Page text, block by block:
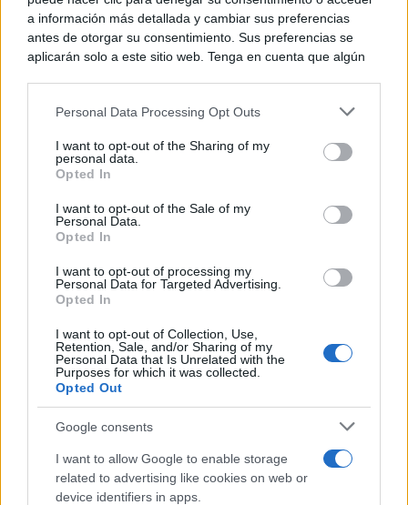
a información más detallada y cambiar sus preferencias
antes de otorgar su consentimiento. Sus preferencias se
aplicarán solo a este sitio web. Tenga en cuenta que algún
rechazar tal procesamiento. Puede cambiar sus preferencias
a este sitio y haciendo clic en el botón "Privacidad" en la
parte inferior de la página web.
Please note that this website/app uses one or more Google
services and may gather and store information including but
not limited to your visit or usage behaviour. You may click to
use your data for below specified purposes in below Google
consent section.
Personal Data Processing Opt Outs
I want to opt-out of the Sharing of my
personal data.
Opted In
I want to opt-out of the Sale of my
Personal Data.
Opted In
I want to opt-out of processing my
Personal Data for Targeted Advertising.
Opted In
I want to opt-out of Collection, Use,
Retention, Sale, and/or Sharing of my
Personal Data that Is Unrelated with the
Purposes for which it was collected.
Opted Out
Google consents
I want to allow Google to enable storage
related to advertising like cookies on web or
device identifiers in apps.
¿Ves caras en enchufes, coches o nubes? Tiene
explicación
9 apps que valen oro
útiles